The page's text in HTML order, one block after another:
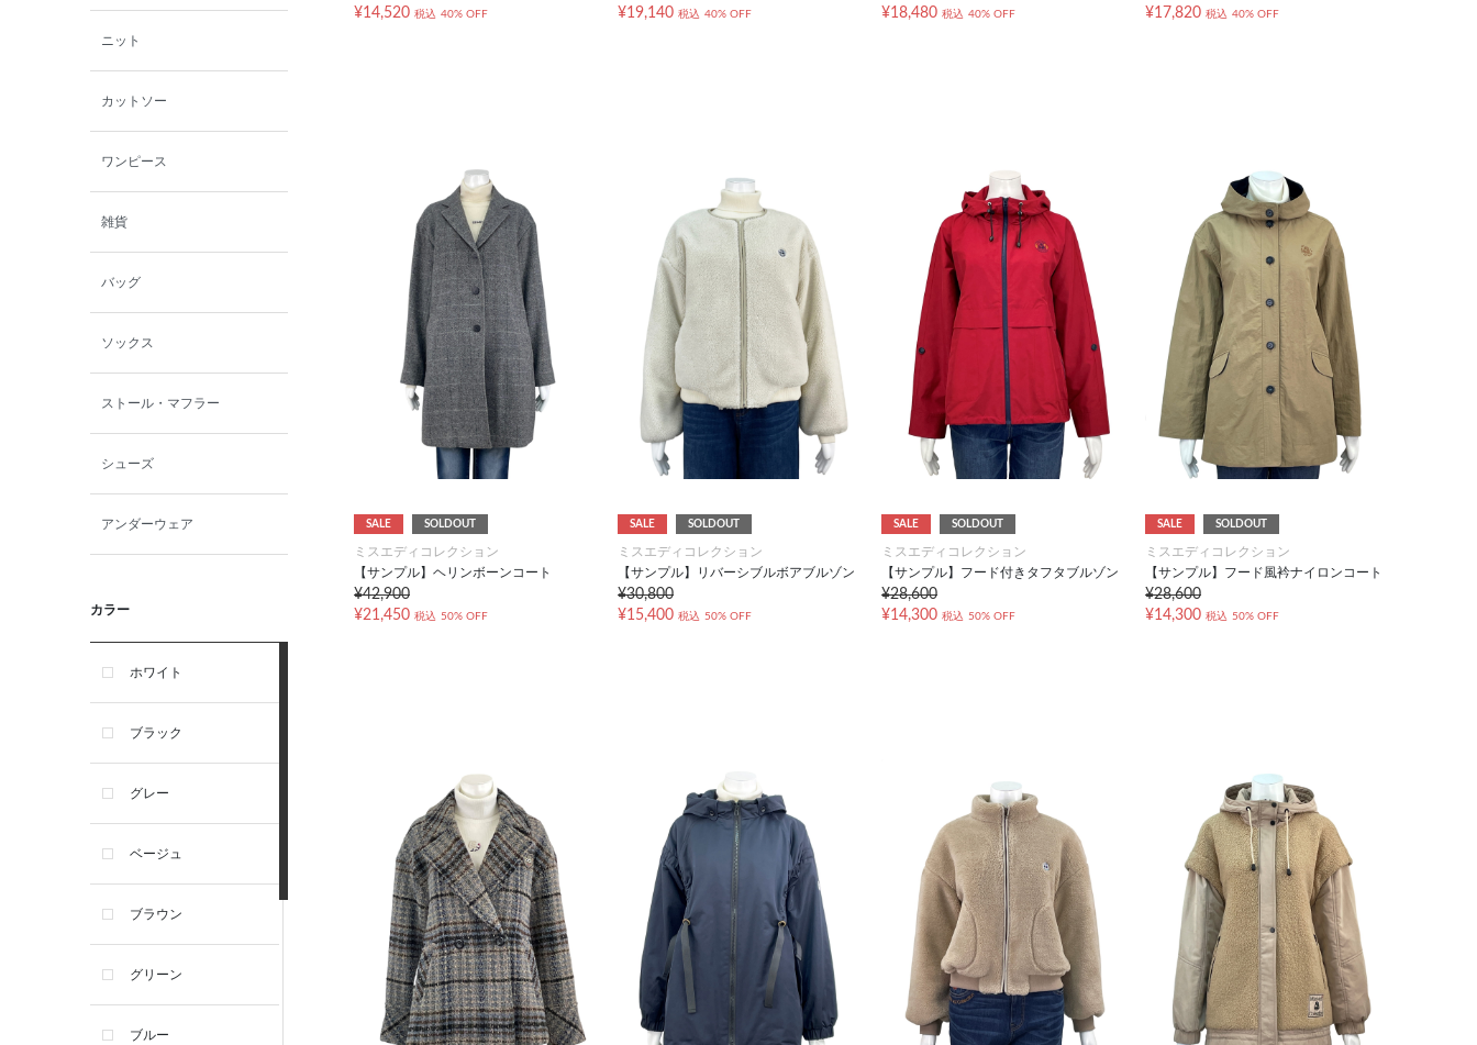
ニット
カットソー
ワンピース
雑貨
バッグ
ソックス
ストール・マフラー
シューズ
アンダーウェア
カラー
ホワイト
ブラック
グレー
ベージュ
ブラウン
グリーン
ブルー
¥14,520 税込 40% OFF
¥19,140 税込 40% OFF
¥18,480 税込 40% OFF
¥17,820 税込 40% OFF
SALE SOLDOUT
ミスエディコレクション
【サンプル】ヘリンボーンコート
¥42,900
¥21,450 税込 50% OFF
SALE SOLDOUT
ミスエディコレクション
【サンプル】リバーシブルボアブルゾン
¥30,800
¥15,400 税込 50% OFF
SALE SOLDOUT
ミスエディコレクション
【サンプル】フード付きタフタブルゾン
¥28,600
¥14,300 税込 50% OFF
SALE SOLDOUT
ミスエディコレクション
【サンプル】フード風衿ナイロンコート
¥28,600
¥14,300 税込 50% OFF